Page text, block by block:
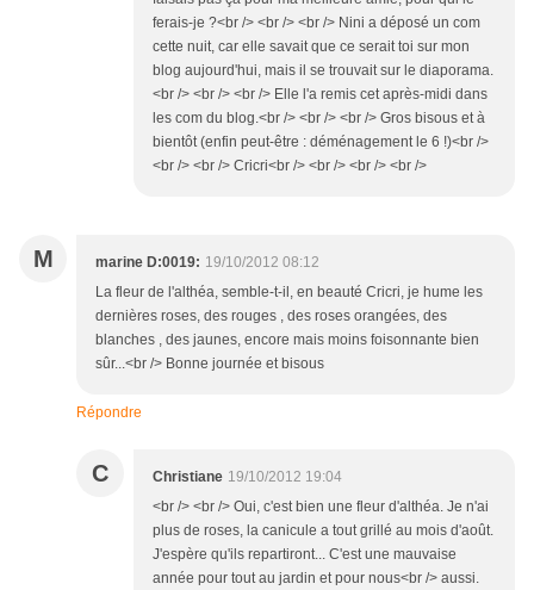
ferais-je ?<br /> <br /> <br /> Nini a déposé un com
cette nuit, car elle savait que ce serait toi sur mon
blog aujourd'hui, mais il se trouvait sur le diaporama.
<br /> <br /> <br /> Elle l'a remis cet après-midi dans
les com du blog.<br /> <br /> <br /> Gros bisous et à
bientôt (enfin peut-être : déménagement le 6 !)<br />
<br /> <br /> Cricri<br /> <br /> <br /> <br />
M marine D:0019: 19/10/2012 08:12
La fleur de l'althéa, semble-t-il, en beauté Cricri, je hume les
dernières roses, des rouges , des roses orangées, des
blanches , des jaunes, encore mais moins foisonnante bien
sûr...<br /> Bonne journée et bisous
Répondre
C Christiane 19/10/2012 19:04
<br /> <br /> Oui, c'est bien une fleur d'althéa. Je n'ai
plus de roses, la canicule a tout grillé au mois d'août.
J'espère qu'ils repartiront... C'est une mauvaise
année pour tout au jardin et pour nous<br /> aussi.